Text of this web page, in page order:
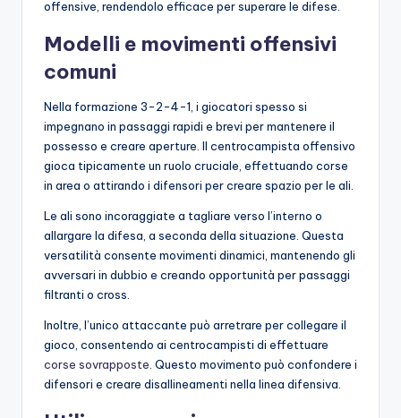
offensive, rendendolo efficace per superare le difese.
Modelli e movimenti offensivi
comuni
Nella formazione 3-2-4-1, i giocatori spesso si
impegnano in passaggi rapidi e brevi per mantenere il
possesso e creare aperture. Il centrocampista offensivo
gioca tipicamente un ruolo cruciale, effettuando corse
in area o attirando i difensori per creare spazio per le ali.
Le ali sono incoraggiate a tagliare verso l’interno o
allargare la difesa, a seconda della situazione. Questa
versatilità consente movimenti dinamici, mantenendo gli
avversari in dubbio e creando opportunità per passaggi
filtranti o cross.
Inoltre, l’unico attaccante può arretrare per collegare il
gioco, consentendo ai centrocampisti di effettuare
corse sovrapposte . Questo movimento può confondere i
difensori e creare disallineamenti nella linea difensiva.